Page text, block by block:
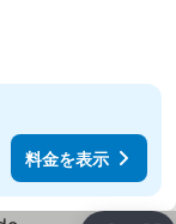
料金を表示